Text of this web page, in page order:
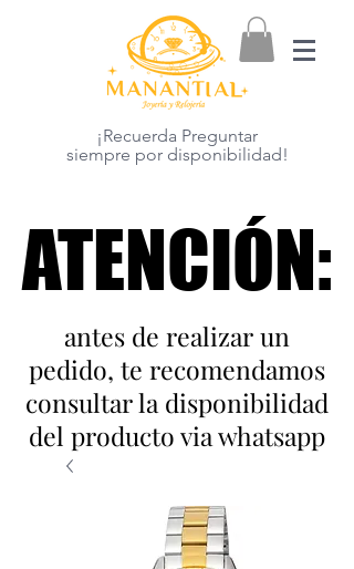
¡Recuerda Preguntar
siempre por disponibilidad!
ATENCIÓN:
ATENCIÓN:
antes de realizar un
pedido, te recomendamos
consultar la disponibilidad
del producto via whatsapp